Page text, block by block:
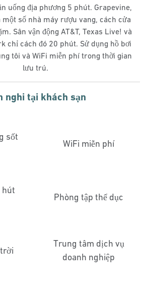
uống địa phương 5 phút. Grapevine,
một số nhà máy rượu vang, cách cửa
Sân vận động AT&T, Texas Live! và
chỉ cách đó 20 phút. Sử dụng hồ bơi
tôi và WiFi miễn phí trong thời gian
lưu trú.
nghi tại khách sạn
sốt
WiFi miễn phí
hút
Phòng tập thể dục
Trung tâm dịch vụ
doanh nghiệp